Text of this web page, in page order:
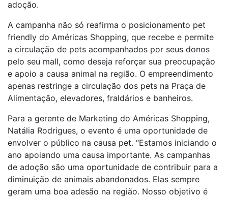
adoção.
A campanha não só reafirma o posicionamento pet
friendly do Américas Shopping, que recebe e permite
a circulação de pets acompanhados por seus donos
pelo seu mall, como deseja reforçar sua preocupação
e apoio a causa animal na região. O empreendimento
apenas restringe a circulação dos pets na Praça de
Alimentação, elevadores, fraldários e banheiros.
Para a gerente de Marketing do Américas Shopping,
Natália Rodrigues, o evento é uma oportunidade de
envolver o público na causa pet. “Estamos iniciando o
ano apoiando uma causa importante. As campanhas
de adoção são uma oportunidade de contribuir para a
diminuição de animais abandonados. Elas sempre
geram uma boa adesão na região. Nosso objetivo é